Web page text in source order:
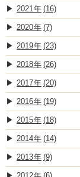
2021 (16)
2020 (7)
2019 (23)
2018 (26)
2017 (20)
2016 (19)
2015 (18)
2014 (14)
2013 (9)